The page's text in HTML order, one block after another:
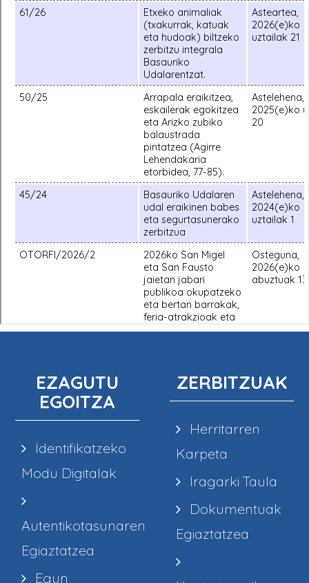
EZAGUTU
EGOITZA
Identifikatzeko
Modu Digitalak
Autentikotasunaren
Egiaztatzea
Egun
ZERBITZUAK
Herritarren
Karpeta
Iragarki Taula
Dokumentuak
Egiaztatzea